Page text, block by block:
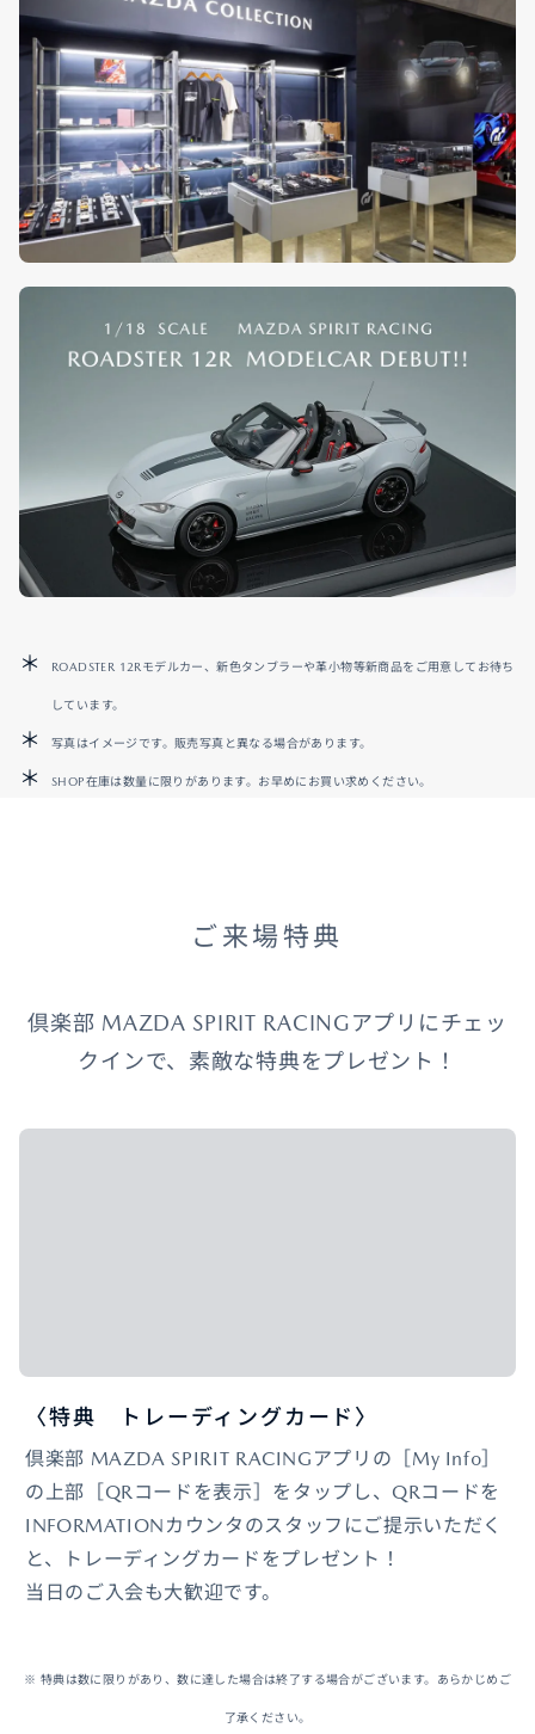
ROADSTER 12Rモデルカー、新色タンブラーや革小物等新商品をご用意してお待ち
しています。
写真はイメージです。販売写真と異なる場合があります。
SHOP在庫は数量に限りがあります。お早めにお買い求めください。
ご来場特典
倶楽部 MAZDA SPIRIT RACINGアプリにチェッ
クインで、素敵な特典をプレゼント！
〈特典 トレーディングカード〉
倶楽部 MAZDA SPIRIT RACINGアプリの［My Info］
の上部［QRコードを表示］をタップし、QRコードを
INFORMATIONカウンタのスタッフにご提示いただく
と、トレーディングカードをプレゼント！
当日のご入会も大歓迎です。
※ 特典は数に限りがあり、数に達した場合は終了する場合がございます。あらかじめご
了承ください。